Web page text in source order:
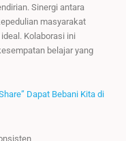
Sinergi antara
masyarakat
Kolaborasi ini
belajar yang
Dapat Bebani Kita di